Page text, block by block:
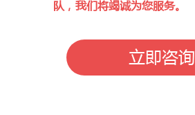
队，我们将竭诚为您服务。
立即咨询